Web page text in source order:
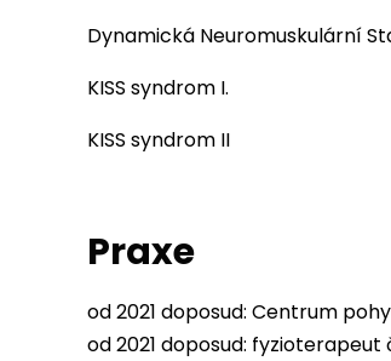
Dynamická Neuromuskulární
KISS syndrom I.
KISS syndrom II
Praxe
od 2021 doposud: Centrum
od 2021 doposud: